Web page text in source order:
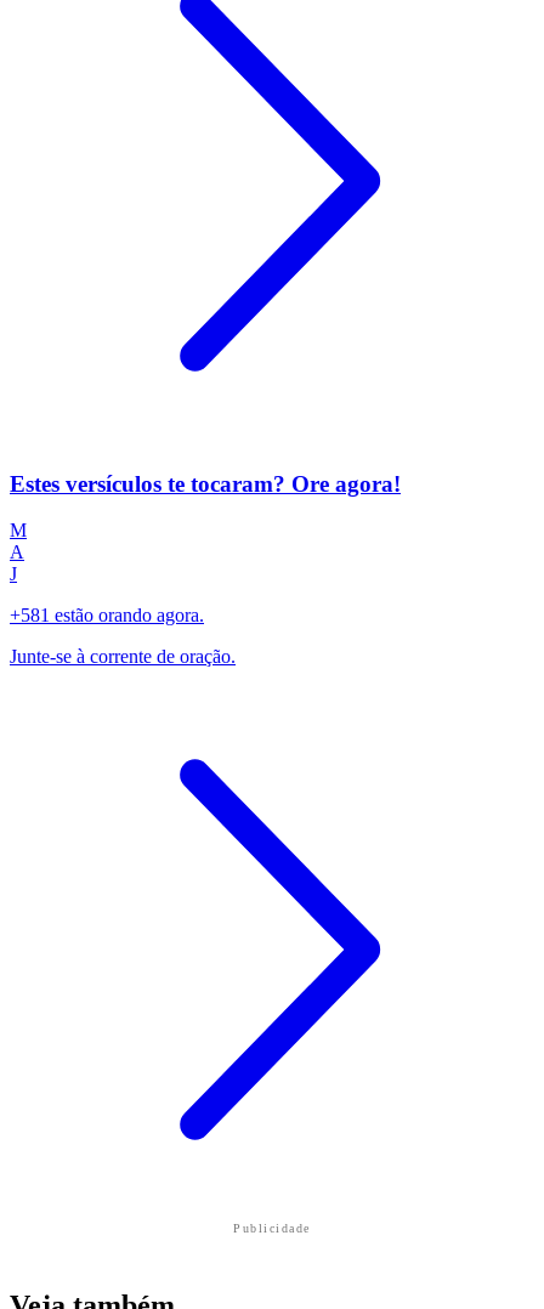
Estes versículos te tocaram? Ore agora!
M
A
J
+581 estão orando agora.
Junte-se à corrente de oração.
Publicidade